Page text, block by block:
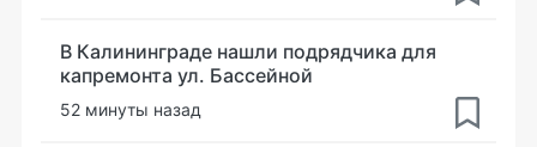
В Калининграде нашли подрядчика для
капремонта ул. Бассейной
52 минуты назад